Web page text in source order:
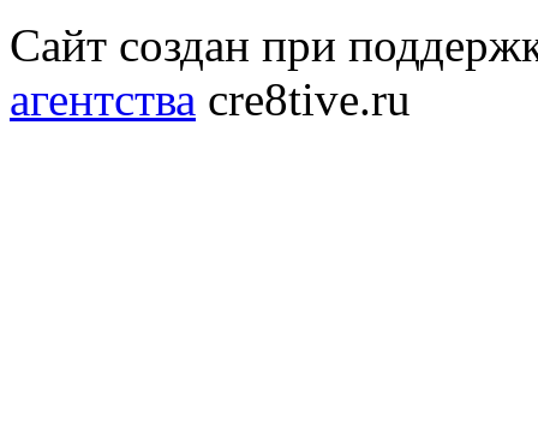
Сайт создан при
агентства cre8tive.ru